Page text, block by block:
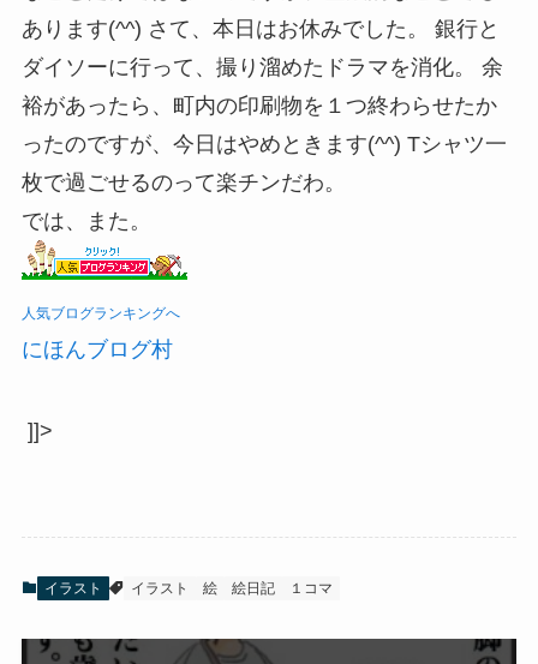
あります(^^) さて、本日はお休みでした。 銀行と
ダイソーに行って、撮り溜めたドラマを消化。 余
裕があったら、町内の印刷物を１つ終わらせたか
ったのですが、今日はやめときます(^^) Tシャツ一
枚で過ごせるのって楽チンだわ。
では、また。
人気ブログランキングへ
にほんブログ村
]]>
イラスト イラスト 絵 絵日記 １コマ